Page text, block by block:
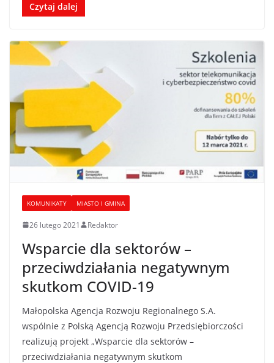
Czytaj dalej
KOMUNIKATY MIASTO I GMINA
26 lutego 2021 Redaktor
Wsparcie dla sektorów –
przeciwdziałania negatywnym
skutkom COVID-19
Małopolska Agencja Rozwoju Regionalnego S.A.
wspólnie z Polską Agencją Rozwoju Przedsiębiorczości
realizują projekt „Wsparcie dla sektorów –
przeciwdziałania negatywnym skutkom